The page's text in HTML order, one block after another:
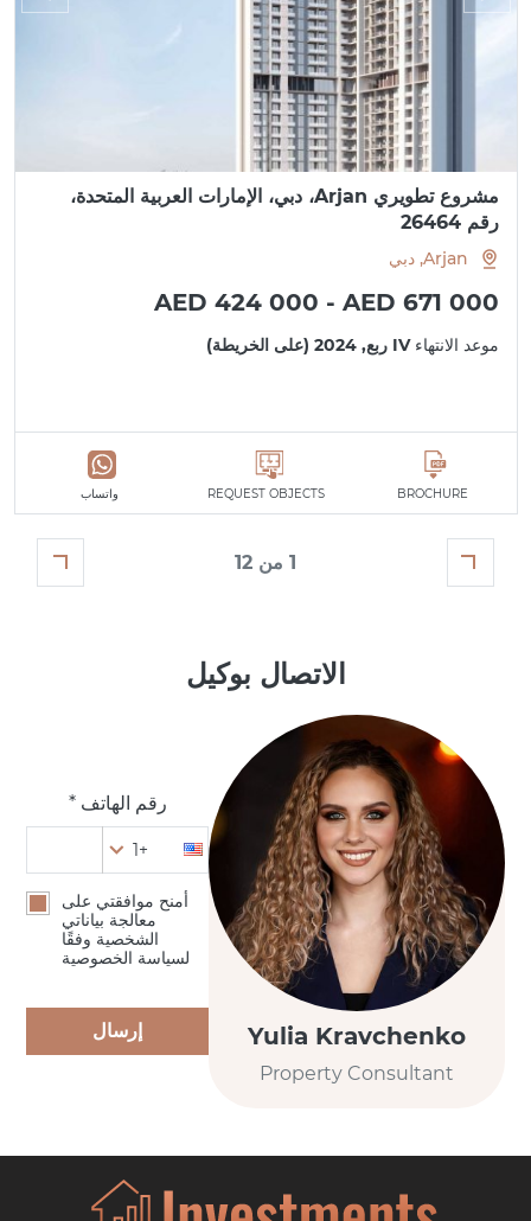
مشروع تطويري Arjan، دبي، الإمارات العربية المتحدة،
رقم 26464
Arjan, دبي
AED 424 000 - AED 671 000
موعد الانتهاءIV ربع, 2024 (على الخريطة)
BROCHURE
REQUEST OBJECTS واتساب
1 من 12
الاتصال بوكيل
Yulia Kravchenko
Property Consultant
رقم الهاتف *
+1
أمنح موافقتي على
معالجة بياناتي
الشخصية وفقًا
لسياسة الخصوصية
إرسال